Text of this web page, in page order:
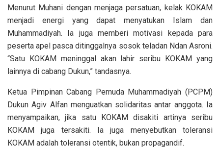
Menurut Muhani dengan menjaga persatuan, kelak KOKAM
menjadi energi yang dapat menyatukan Islam dan
Muhammadiyah. Ia juga memberi motivasi kepada para
peserta apel pasca ditinggalnya sosok teladan Ndan Asroni.
“Satu KOKAM meninggal akan lahir seribu KOKAM yang
lainnya di cabang Dukun,” tandasnya.
Ketua Pimpinan Cabang Pemuda Muhammadiyah (PCPM)
Dukun Agiv Alfan menguatkan solidaritas antar anggota. Ia
menyampaikan, jika satu KOKAM disakiti artinya seribu
KOKAM juga tersakiti. Ia juga menyebutkan toleransi
KOKAM adalah toleransi otentik, bukan propagandif.